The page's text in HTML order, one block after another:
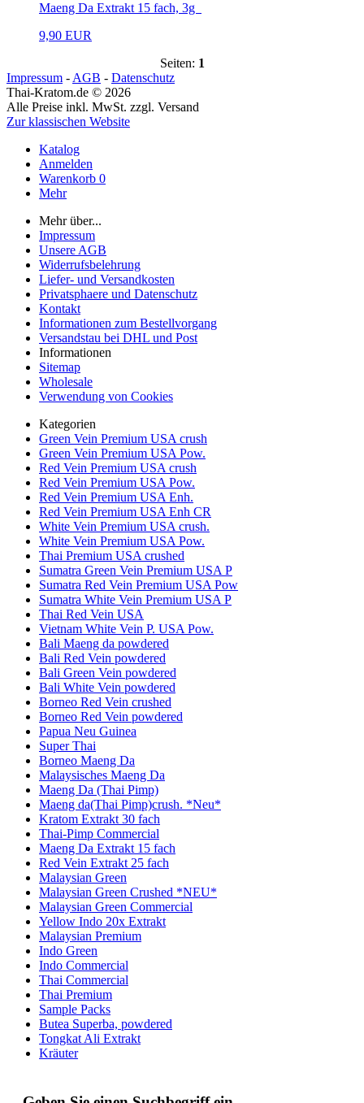
Maeng Da Extrakt 15 fach, 3g
9,90 EUR
Seiten: 1
Impressum - AGB - Datenschutz
Thai-Kratom.de © 2026
Alle Preise inkl. MwSt. zzgl. Versand
Zur klassischen Website
Katalog
Anmelden
Warenkorb 0
Mehr
Mehr über...
Impressum
Unsere AGB
Widerrufsbelehrung
Liefer- und Versandkosten
Privatsphaere und Datenschutz
Kontakt
Informationen zum Bestellvorgang
Versandstau bei DHL und Post
Informationen
Sitemap
Wholesale
Verwendung von Cookies
Kategorien
Green Vein Premium USA crush
Green Vein Premium USA Pow.
Red Vein Premium USA crush
Red Vein Premium USA Pow.
Red Vein Premium USA Enh.
Red Vein Premium USA Enh CR
White Vein Premium USA crush.
White Vein Premium USA Pow.
Thai Premium USA crushed
Sumatra Green Vein Premium USA P
Sumatra Red Vein Premium USA Pow
Sumatra White Vein Premium USA P
Thai Red Vein USA
Vietnam White Vein P. USA Pow.
Bali Maeng da powdered
Bali Red Vein powdered
Bali Green Vein powdered
Bali White Vein powdered
Borneo Red Vein crushed
Borneo Red Vein powdered
Papua Neu Guinea
Super Thai
Borneo Maeng Da
Malaysisches Maeng Da
Maeng Da (Thai Pimp)
Maeng da(Thai Pimp)crush. *Neu*
Kratom Extrakt 30 fach
Thai-Pimp Commercial
Maeng Da Extrakt 15 fach
Red Vein Extrakt 25 fach
Malaysian Green
Malaysian Green Crushed *NEU*
Malaysian Green Commercial
Yellow Indo 20x Extrakt
Malaysian Premium
Indo Green
Indo Commercial
Thai Commercial
Thai Premium
Sample Packs
Butea Superba, powdered
Tongkat Ali Extrakt
Kräuter